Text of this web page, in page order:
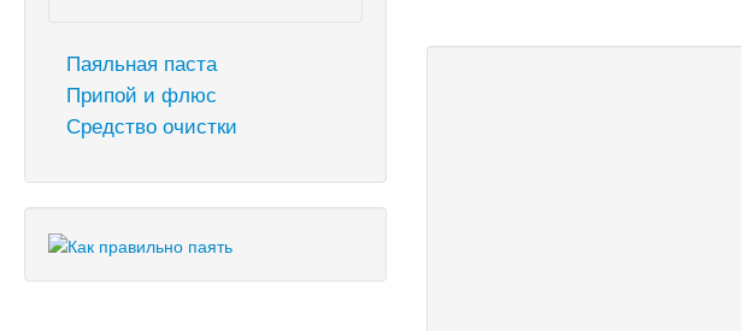
Паяльная паста
Припой и флюс
Средство очистки